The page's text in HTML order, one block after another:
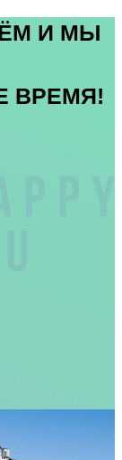
И МЫ
ВРЕМЯ!